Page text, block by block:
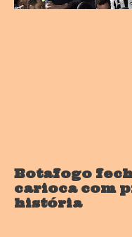
Botafogo
carioca com
história